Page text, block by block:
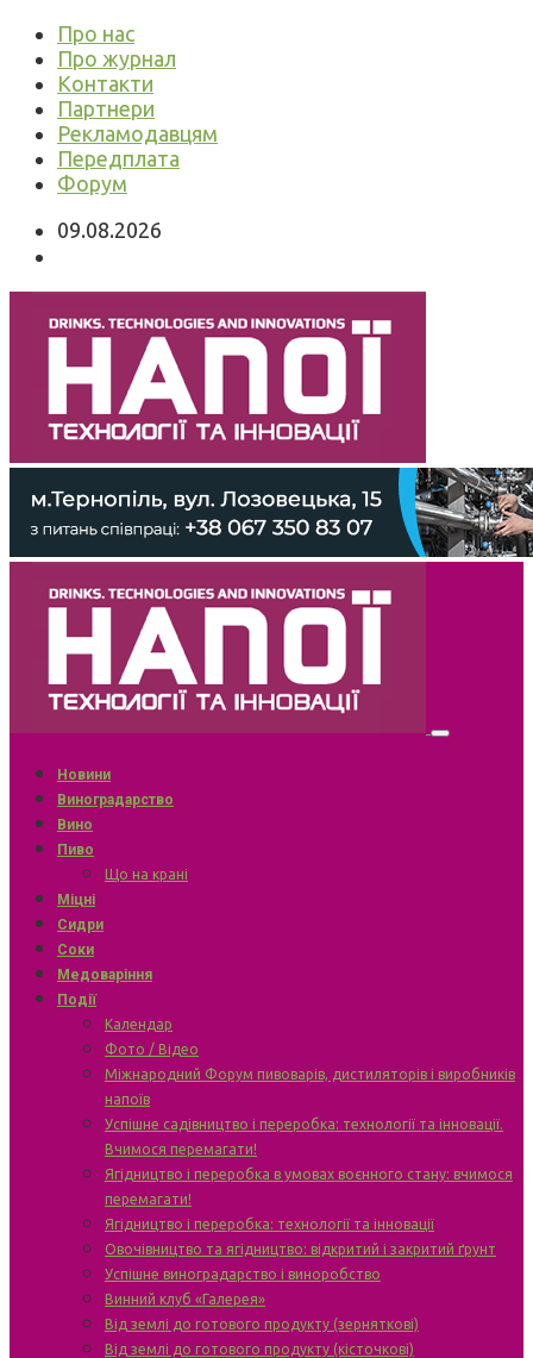
Про нас
Про журнал
Контакти
Партнери
Рекламодавцям
Передплата
Форум
09.08.2026
Новини
Виноградарство
Вино
Пиво
Що на крані
Міцні
Сидри
Соки
Медоваріння
Події
Календар
Фото / Відео
Міжнародний Форум пивоварів, дистиляторів і виробників
напоїв
Успішне садівництво і переробка: технології та інновації.
Вчимося перемагати!
Ягідництво і переробка в умовах воєнного стану: вчимося
перемагати!
Ягідництво і переробка: технології та інновації
Овочівництво та ягідництво: відкритий і закритий ґрунт
Успішне виноградарство і виноробство
Винний клуб «Галерея»
Від землі до готового продукту (зерняткові)
Від землі до готового продукту (кісточкові)